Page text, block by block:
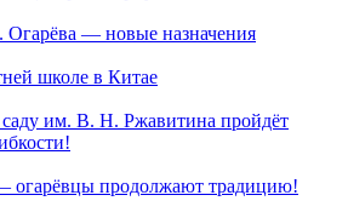
— новые назначения
школе в Китае
им. В. Н. Ржавитина пройдёт
огарёвцы продолжают традицию!